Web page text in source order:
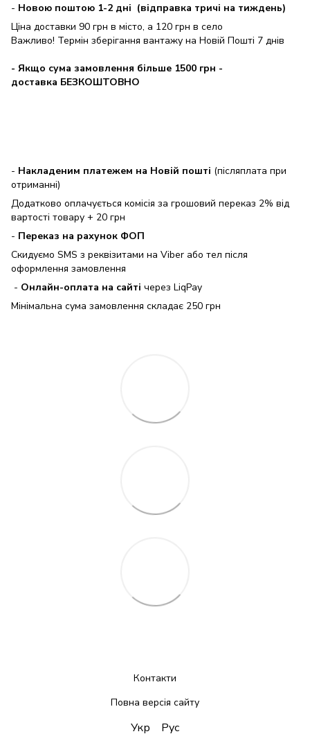
- Новою поштою 1-2 дні (відправка тричі на тиждень)
Ціна доставки 90 грн в місто, а 120 грн в село
Важливо! Термін зберігання вантажу на Новій Пошті 7 днів
- Якщо сума замовлення більше 1500 грн -
доставка БЕЗКОШТОВНО
- Накладеним платежем на Новій пошті (післяплата при
отриманні)
Додатково оплачується комісія за грошовий переказ 2% від
вартості товару + 20 грн
- Переказ на рахунок ФОП
Скидуємо SMS з реквізитами на Viber або тел після
оформлення замовлення
- Онлайн-оплата на сайті через LiqPay
Мінімальна сума замовлення складає 250 грн
Контакти
Повна версія сайту
Укр Рус